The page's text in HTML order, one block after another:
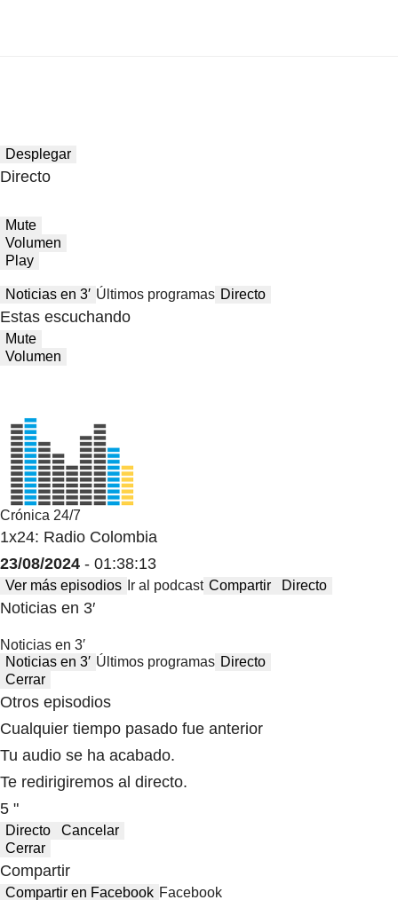
Desplegar
Directo
Mute
Volumen
Play
Noticias en 3′ Últimos programas Directo
Estas escuchando
Mute
Volumen
Crónica 24/7
1x24: Radio Colombia
23/08/2024 - 01:38:13
Ver más episodios Ir al podcast Compartir Directo
Noticias en 3′
Noticias en 3′
Noticias en 3′ Últimos programas Directo
Cerrar
Otros episodios
Cualquier tiempo pasado fue anterior
Tu audio se ha acabado.
Te redirigiremos al directo.
5 "
Directo
Cancelar
Cerrar
Compartir
Compartir en Facebook Facebook